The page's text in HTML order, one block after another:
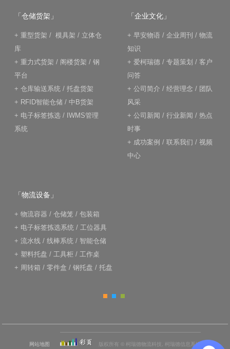
「仓储货架」
+ 重型货架 / 模具架 / 立体仓
库
+ 重力式货架 / 阁楼货架 / 钢
平台
+ 仓库输送系统 / 托盘货架
+ RFID智能仓储 / 中B货架
+ 电子标签拣选 / IWMS管理
系统
「企业文化」
+ 早安物语 / 企业周刊 / 物流
知识
+ 爱柯瑞德 / 专题策划 / 客户
问答
+ 公司简介 / 经营理念 / 团队
风采
+ 公司新闻 / 行业新闻 / 热点
时事
+ 成功案例 / 联系我们 / 视频
中心
「物流设备」
+ 物流容器 / 仓储笼 / 包装箱
+ 电子标签拣选系统 / 工位器具
+ 流水线 / 线棒系统 / 智能仓储
+ 塑料托盘 / 工具柜 / 工作桌
+ 周转箱 / 零件盒 / 钢托盘 / 托盘
网站地图 版权所有 © 柯瑞德物流科技, 柯瑞德信息系统